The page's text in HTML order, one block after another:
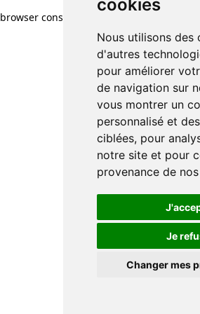
cookies
Nous utilisons des
d'autres
pour améliorer
de navigation sur
vous montrer un
personnalisé et
ciblées, pour
notre site et pour
provenance de
Je
Changer mes
browser console for more information)